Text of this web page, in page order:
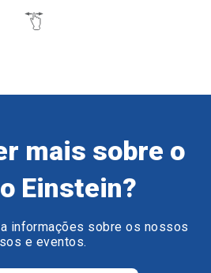
mais sobre o
Einstein?
informações sobre os nossos
e eventos.